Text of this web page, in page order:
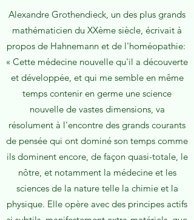
Alexandre Grothendieck, un des plus grands
mathématicien du XXème siècle, écrivait à
propos de Hahnemann et de l'homéopathie:
« Cette médecine nouvelle qu'il a découverte
et développée, et qui me semble en même
temps contenir en germe une science
nouvelle de vastes dimensions, va
résolument à l'encontre des grands courants
de pensée qui ont dominé son temps comme
ils dominent encore, de façon quasi-totale, le
nôtre, et notamment la médecine et les
sciences de la nature telle la chimie et la
physique. Elle opère avec des principes actifs